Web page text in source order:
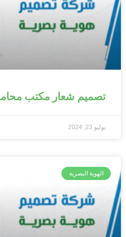
تصميم شعار مكتب محاماة
يوليو 23, 2024
الهوية البصرية